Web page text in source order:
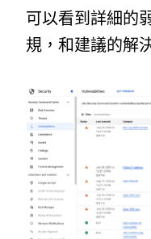
可以看到詳細的
規，和建議的解